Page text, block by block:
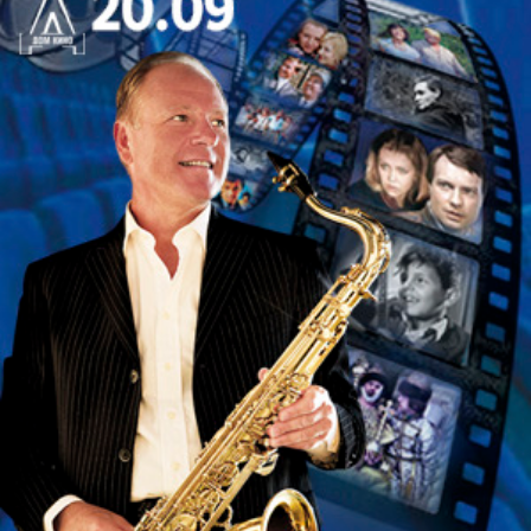
Художественный руководитель и главный
дирижер оркестра «Триумф», с которым
концертирует и готовит новые программы. Также
является художественный руководитель
культурно-просветительских программ
«Михайловские сезоны» и цикла камерных
программ «Музыка в центре»